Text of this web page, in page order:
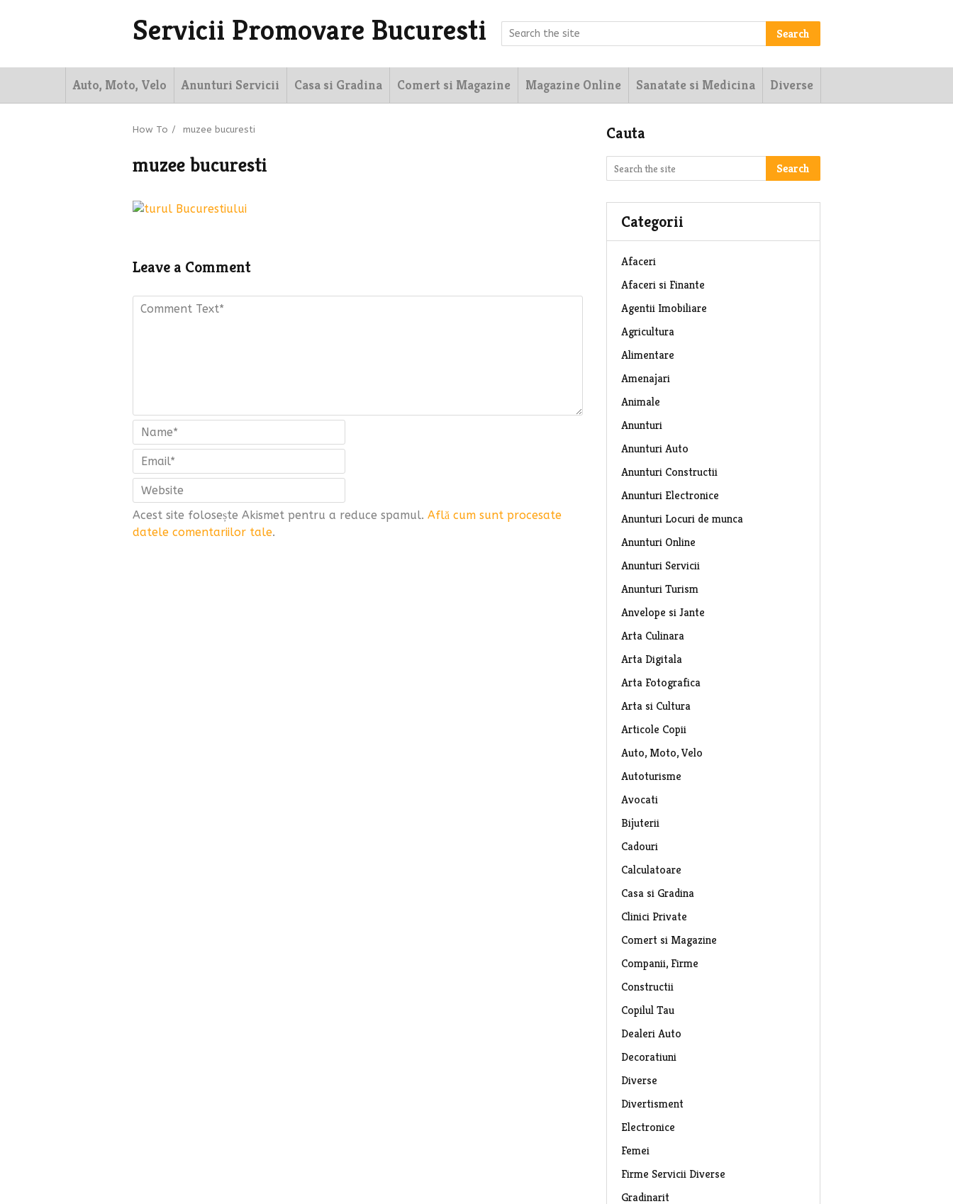
Servicii Promovare Bucuresti Search
Auto, Moto, Velo Anunturi Servicii Casa si Gradina Comert si Magazine Magazine Online Sanatate si Medicina Diverse
How To / muzee bucuresti
muzee bucuresti
Leave a Comment
Acest site folosește Akismet pentru a reduce spamul. Află cum sunt procesate
datele comentariilor tale.
Cauta
Search
Categorii
Afaceri
Afaceri si Finante
Agentii Imobiliare
Agricultura
Alimentare
Amenajari
Animale
Anunturi
Anunturi Auto
Anunturi Constructii
Anunturi Electronice
Anunturi Locuri de munca
Anunturi Online
Anunturi Servicii
Anunturi Turism
Anvelope si Jante
Arta Culinara
Arta Digitala
Arta Fotografica
Arta si Cultura
Articole Copii
Auto, Moto, Velo
Autoturisme
Avocati
Bijuterii
Cadouri
Calculatoare
Casa si Gradina
Clinici Private
Comert si Magazine
Companii, Firme
Constructii
Copilul Tau
Dealeri Auto
Decoratiuni
Diverse
Divertisment
Electronice
Femei
Firme Servicii Diverse
Gradinarit